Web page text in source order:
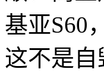
基亚S60
这不是自